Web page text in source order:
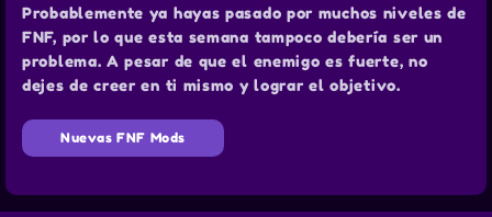
Probablemente ya hayas pasado por muchos niveles de
FNF, por lo que esta semana tampoco debería ser un
problema. A pesar de que el enemigo es fuerte, no
dejes de creer en ti mismo y lograr el objetivo.
Nuevas FNF Mods